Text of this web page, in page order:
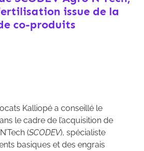
issue de la
co-produits
Kalliopé a conseillé le
le cadre de l’acquisition de
(SCODEV), spécialiste
basiques et des engrais